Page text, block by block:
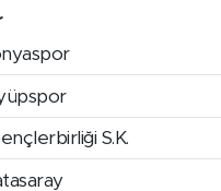
S.K.